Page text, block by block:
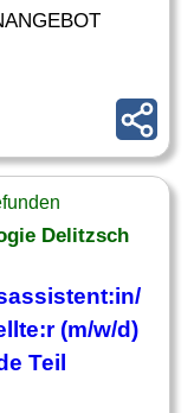
Delitzsch
(m/w/d)
Teil